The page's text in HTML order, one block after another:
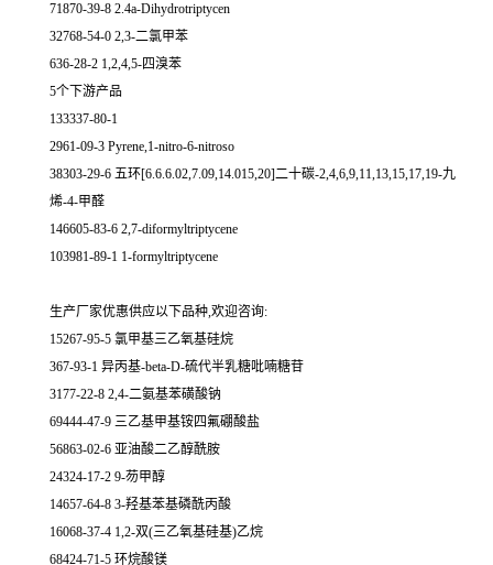
71870-39-8 2.4a-Dihydrotriptycen
32768-54-0 2,3-二氯甲苯
636-28-2 1,2,4,5-四溴苯
5个下游产品
133337-80-1
2961-09-3 Pyrene,1-nitro-6-nitroso
38303-29-6 五环[6.6.6.02,7.09,14.015,20]二十碳-2,4,6,9,11,13,15,17,19-九
烯-4-甲醛
146605-83-6 2,7-diformyltriptycene
103981-89-1 1-formyltriptycene
生产厂家优惠供应以下品种,欢迎咨询:
15267-95-5 氯甲基三乙氧基硅烷
367-93-1 异丙基-beta-D-硫代半乳糖吡喃糖苷
3177-22-8 2,4-二氨基苯磺酸钠
69444-47-9 三乙基甲基铵四氟硼酸盐
56863-02-6 亚油酸二乙醇酰胺
24324-17-2 9-芴甲醇
14657-64-8 3-羟基苯基磷酰丙酸
16068-37-4 1,2-双(三乙氧基硅基)乙烷
68424-71-5 环烷酸镁